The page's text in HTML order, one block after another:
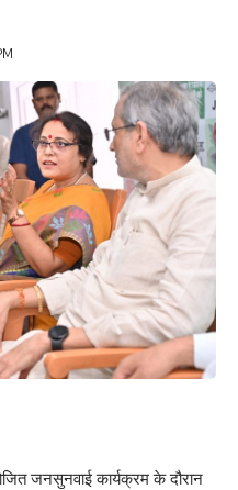
जनसुनवाई कार्यक्रम के दौरान